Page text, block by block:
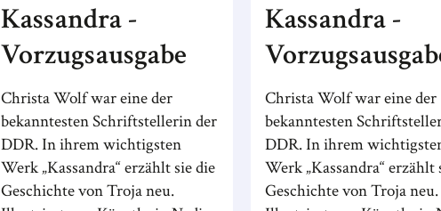
Kassandra -
Vorzugsausgabe
Christa Wolf war eine der
bekanntesten Schriftstellerin der
DDR. In ihrem wichtigsten
Werk „Kassandra“ erzählt sie die
Geschichte von Troja neu.
Kassandra -
Christa Wolf war eine der
bekanntesten
DDR. In ihrem
Werk „Kassandra“ erzählt
Geschichte von Troja neu.